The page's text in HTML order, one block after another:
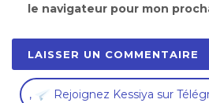
le navigateur pour mon
, Rejoignez Kessiya sur